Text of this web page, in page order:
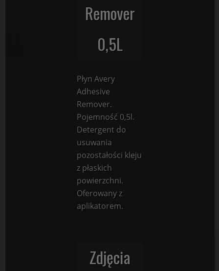
Remover
0,5L
Płyn Avery
Adhesive
Remover.
Pojemność 0,5l.
Detergent do
usuwania
pozostałości kleju
z płaskich
powierzchni.
Oferowany z
aplikatorem.
Zdjęcia